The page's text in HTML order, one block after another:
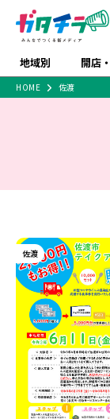
地域別 開店
佐渡
新潟市中央区
新潟市南区
村上・関川
三条・加茂・田上
長岡市・閉店
ラーメン・開店
スイーツ
ご当地グルメ
カフェ
居酒
パン・ベーカリー
旨辛・激辛
スポーツ
セミナー・講演会
住宅展示場
習い事・塾
観光スポット
リラクゼーショ
病院・クリニック
ビルボードプレ
リバーサイド千秋
セツコママ
開店まとめ
ラーメンまとめ
ショッピン
ファッシ
インテリア・雑貨
新車・中古車・
冠婚葬祭
習
官公庁・自治体
上越・妙高・糸
火曜セール
HOME 佐渡
佐渡